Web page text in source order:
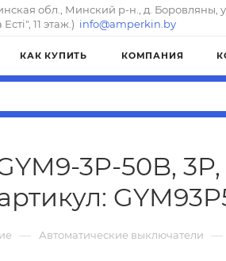
обл., Минский р-н., д. Боровляны,
11 этаж.) info@amperkin.by
КАК КУПИТЬ КОМПАНИЯ
3P-50B,
— Автоматические выключатели —